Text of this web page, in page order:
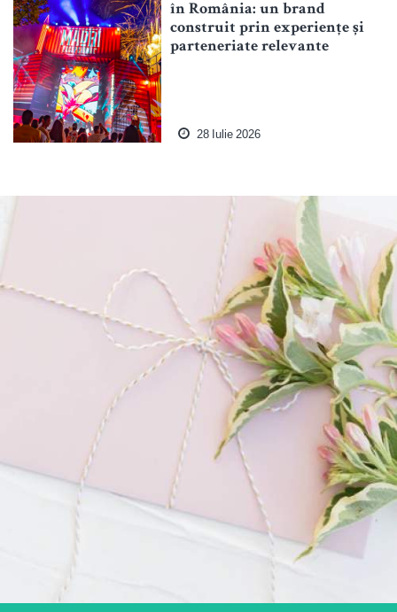
în România: un brand
construit prin experiențe și
parteneriate relevante
28 Iulie 2026